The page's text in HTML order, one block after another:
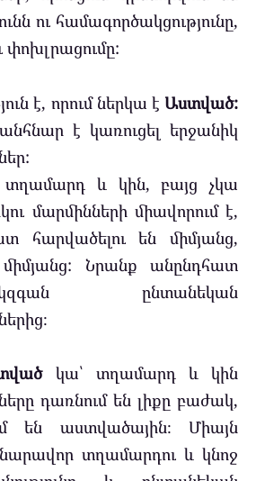
ու համագործակցությունը,
փոխլրացումը:
է, որում ներկա է Աստված:
է կառուցել երջանիկ
և կին, բայց չկա
մարմինների միավորում է,
հարվածելու են միմյանց,
միմյանց: Նրանք անընդհատ
ընտանեկան
կա՝ տղամարդ և կին
դառնում են լիքը բաժակ,
են աստվածային։ Միայն
տղամարդու և կնոջ